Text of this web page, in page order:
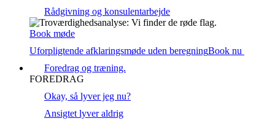
Rådgivning og konsulentarbejde
Book møde
Uforpligtende afklaringsmøde uden beregningBook nu
Foredrag og træning.
FOREDRAG
Okay, så lyver jeg nu?
Ansigtet lyver aldrig